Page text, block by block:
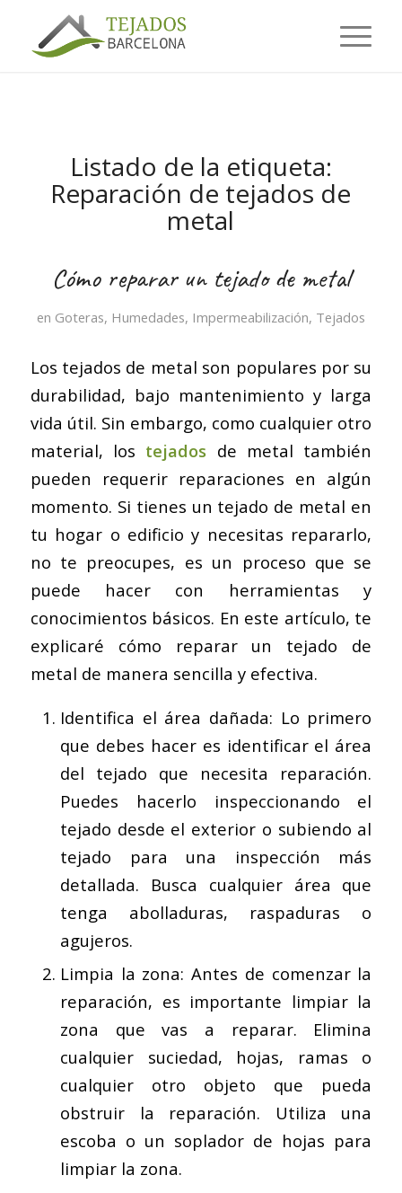
Listado de la etiqueta:
Reparación de tejados de
metal
Cómo reparar un tejado de metal
en Goteras, Humedades, Impermeabilización, Tejados
Los tejados de metal son populares por su
durabilidad, bajo mantenimiento y larga
vida útil. Sin embargo, como cualquier otro
material, los tejados de metal también
pueden requerir reparaciones en algún
momento. Si tienes un tejado de metal en
tu hogar o edificio y necesitas repararlo,
no te preocupes, es un proceso que se
puede hacer con herramientas y
conocimientos básicos. En este artículo, te
explicaré cómo reparar un tejado de
metal de manera sencilla y efectiva.
Identifica el área dañada: Lo primero
que debes hacer es identificar el área
del tejado que necesita reparación.
Puedes hacerlo inspeccionando el
tejado desde el exterior o subiendo al
tejado para una inspección más
detallada. Busca cualquier área que
tenga abolladuras, raspaduras o
agujeros.
Limpia la zona: Antes de comenzar la
reparación, es importante limpiar la
zona que vas a reparar. Elimina
cualquier suciedad, hojas, ramas o
cualquier otro objeto que pueda
obstruir la reparación. Utiliza una
escoba o un soplador de hojas para
limpiar la zona.